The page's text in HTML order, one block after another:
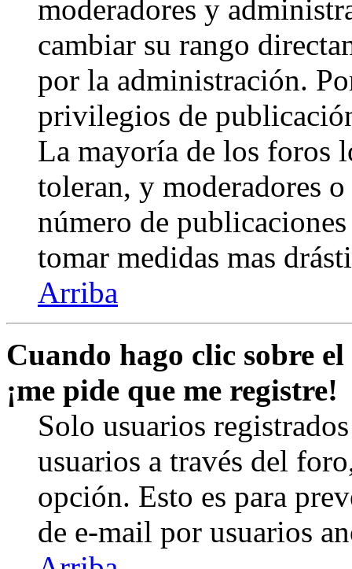
moderadores y
cambiar su rango
por la administración.
privilegios de
La mayoría de los foros
toleran, y moderadores
número de
tomar medidas mas
Arriba
Cuando hago clic sobre
¡me pide que me registre!
Solo usuarios
usuarios a través del
opción. Esto es para
de e-mail por usuarios